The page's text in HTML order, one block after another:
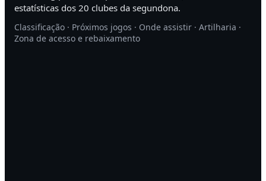
estatísticas dos 20 clubes da segundona.
Classificação · Próximos jogos · Onde assistir · Artilharia ·
Zona de acesso e rebaixamento